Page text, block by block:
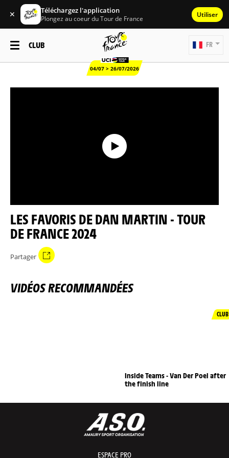
✕ Téléchargez l'application
Plongez au coeur du Tour de France Utiliser
CLUB
04/07 > 26/07/2026
FR
LES FAVORIS DE DAN MARTIN - TOUR
DE FRANCE 2024
Partager
VIDÉOS RECOMMANDÉES
CLUB
Inside Teams - Van Der Poel after
the finish line
ESPACE PRO